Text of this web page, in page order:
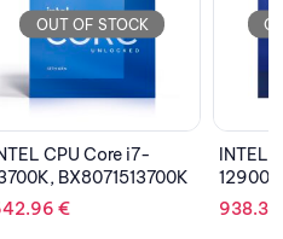
OUT OF STOCK
INTEL CPU Core i9-
12900KS,
BX8071512900KS
938.33€
119.19